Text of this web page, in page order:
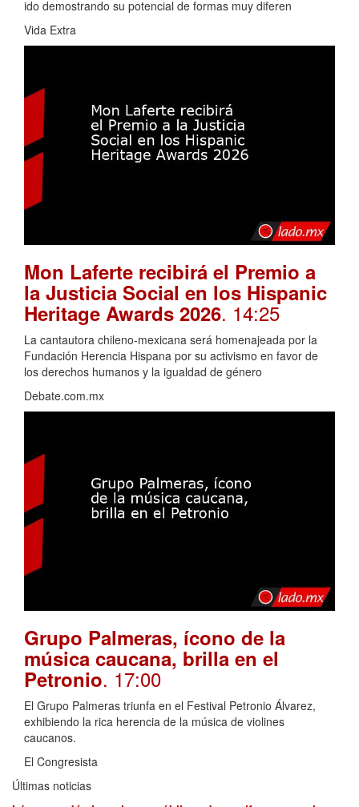
ido demostrando su potencial de formas muy diferen
Vida Extra
Mon Laferte recibirá el Premio a
la Justicia Social en los Hispanic
Heritage Awards 2026. 14:25
La cantautora chileno-mexicana será homenajeada por la
Fundación Herencia Hispana por su activismo en favor de
los derechos humanos y la igualdad de género
Debate.com.mx
Grupo Palmeras, ícono de la
música caucana, brilla en el
Petronio. 17:00
El Grupo Palmeras triunfa en el Festival Petronio Álvarez,
exhibiendo la rica herencia de la música de violines
caucanos.
El Congresista
Últimas noticias